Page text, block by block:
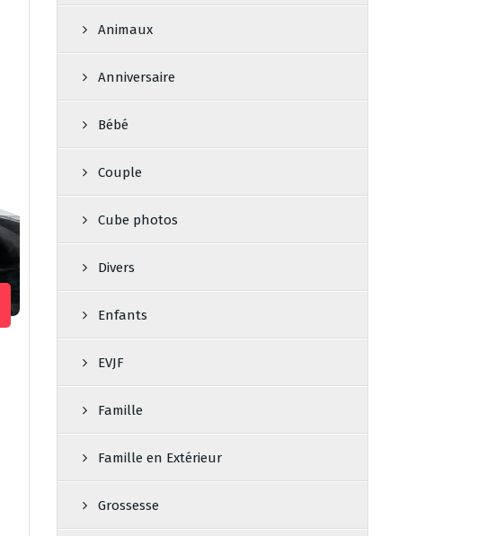
Animaux
Anniversaire
Bébé
Couple
Cube photos
Divers
Enfants
EVJF
Famille
Famille en Extérieur
Grossesse